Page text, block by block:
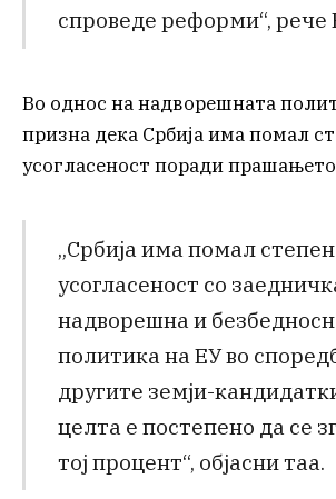
спроведе реформи“, рече
Во однос на надворешната
призна дека Србија има помал
усогласеност поради прашањето
„Србија има помал
усогласеност со
надворешна и
политика на ЕУ во
другите земји-
целта е постепено да се
тој процент“, објасни таа.